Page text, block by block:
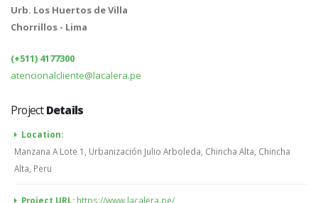
Urb. Los Huertos de Villa
Chorrillos - Lima
(+511) 4177300
atencionalcliente@lacalera.pe
ProjectDetails
Location:
Manzana A Lote 1, Urbanización Julio Arboleda, Chincha Alta, Chincha
Alta, Peru
Project URL: https://www.lacalera.pe/